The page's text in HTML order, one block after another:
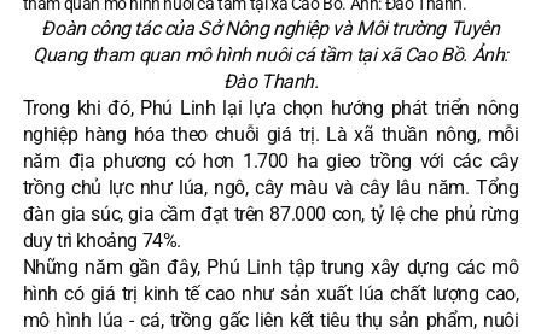
Đoàn công tác của Sở Nông nghiệp và Môi trường Tuyên
Quang tham quan mô hình nuôi cá tầm tại xã Cao Bồ. Ảnh:
Đào Thanh.
Trong khi đó, Phú Linh lại lựa chọn hướng phát triển nông
nghiệp hàng hóa theo chuỗi giá trị. Là xã thuần nông, mỗi
năm địa phương có hơn 1.700 ha gieo trồng với các cây
trồng chủ lực như lúa, ngô, cây màu và cây lâu năm. Tổng
đàn gia súc, gia cầm đạt trên 87.000 con, tỷ lệ che phủ rừng
duy trì khoảng 74%.
Những năm gần đây, Phú Linh tập trung xây dựng các mô
hình có giá trị kinh tế cao như sản xuất lúa chất lượng cao,
mô hình lúa - cá, trồng gấc liên kết tiêu thụ sản phẩm, nuôi